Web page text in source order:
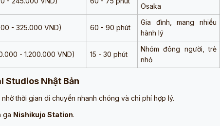
Osaka
- 325.000 VND) 60 - 90 phút
Gia đình, mang nhiều
hành lý
- 1.200.000 VND) 15 - 30 phút
Nhóm đông người, trẻ
nhỏ
Studios Nhật Bản
thời gian di chuyển nhanh chóng và chi phí hợp lý.
ga Nishikujo Station.